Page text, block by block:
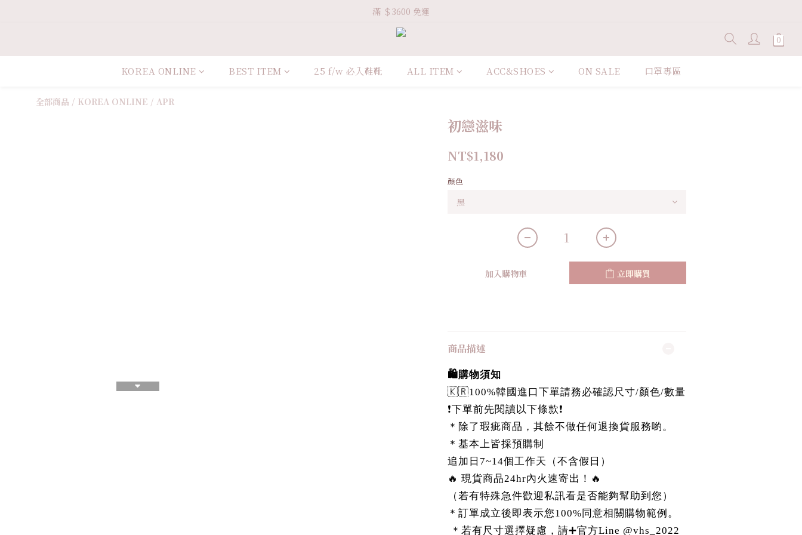
Welcome VHS.co
滿 ＄3600 免運
Welcome VHS.co
KOREA ONLINE BEST ITEM 25 f/w 必入鞋靴 ALL ITEM ACC&SHOES ON SALE 口罩專區
全部商品 / KOREA ONLINE / APR
初戀滋味
NT$1,180
顏色
加入購物車 立即購買
商品描述
🛍️購物須知
🇰🇷100%韓國進口下單請務必確認尺寸/顏色/數量
❗️下單前先閱讀以下條款❗️
＊除了瑕疵商品，其餘不做任何退換貨服務喲。
＊基本上皆採預購制
追加日7~14個工作天（不含假日）
🔥 現貨商品24hr內火速寄出！🔥
（若有特殊急件歡迎私訊看是否能夠幫助到您）
＊訂單成立後即表示您100%同意相關購物範例。
＊若有尺寸選擇疑慮，請➕官方Line @vhs_2022